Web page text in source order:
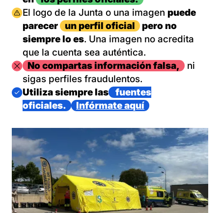
Imagen
El logo de la Junta o una imagen puede
parecer
un perfil oficial
pero no
siempre lo es. Una imagen no acredita
que la cuenta sea auténtica.
ImagenNo compartas información falsa,
ni
sigas perfiles fraudulentos.
Imagen
Utiliza siempre las
fuentes
oficiales.
Infórmate aquí